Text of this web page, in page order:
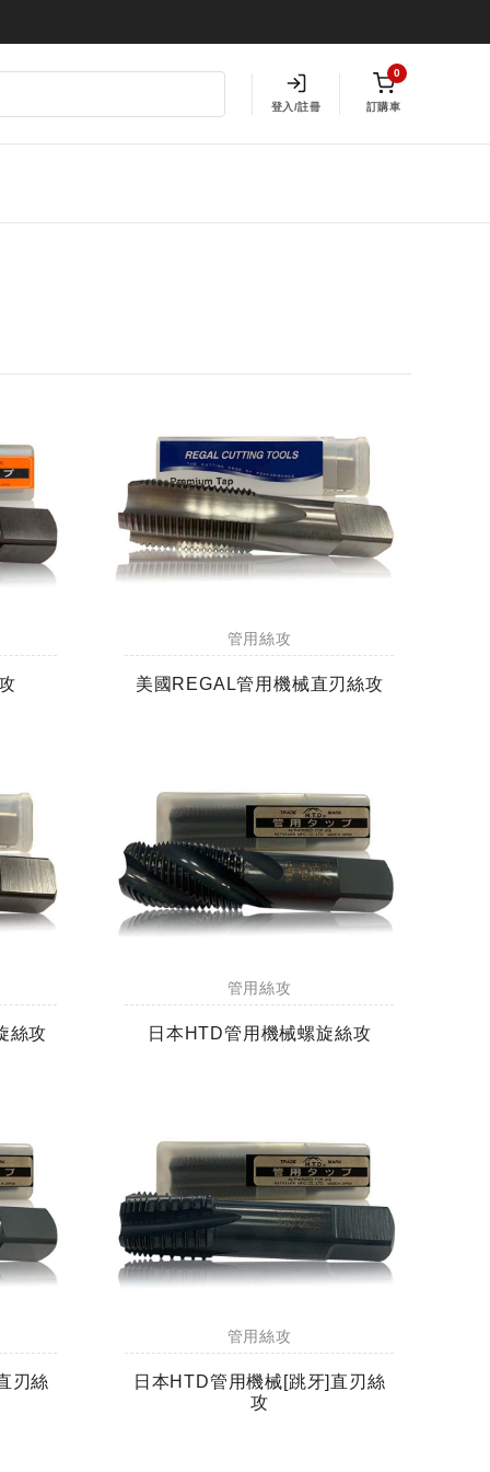
登入/註冊
0
訂購車
管用絲攻
美國REGAL管用機械直刃絲攻
絲攻
管用絲攻
日本HTD管用機械螺旋絲攻
刃絲
管用絲攻
日本HTD管用機械[跳牙]直刃絲
攻